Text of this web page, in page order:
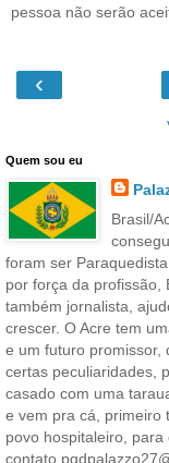
pessoa não serão
‹
Quem sou eu
Brasil/
foram ser
por força da profissão,
também jornalista,
crescer. O Acre tem
e um futuro promissor,
certas peculiaridades,
casado com uma
e vem pra cá, primeiro
povo hospitaleiro,
contato